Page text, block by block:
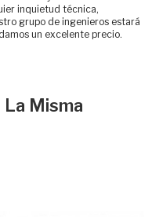
inquietud técnica,
grupo de ingenieros estará
un excelente precio.
Misma